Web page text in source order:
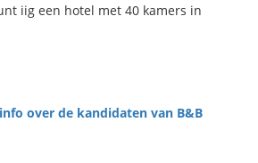
iig een hotel met 40 kamers in
over de kandidaten van B&B